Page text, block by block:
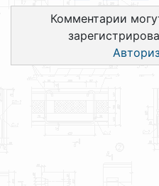
Комментарии